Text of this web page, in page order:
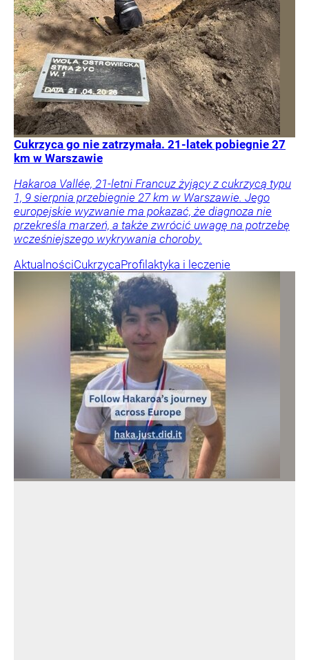
Cukrzyca go nie zatrzymała. 21-latek pobiegnie 27
km w Warszawie
Hakaroa Vallée, 21-letni Francuz żyjący z cukrzycą typu
1, 9 sierpnia przebiegnie 27 km w Warszawie. Jego
europejskie wyzwanie ma pokazać, że diagnoza nie
przekreśla marzeń, a także zwrócić uwagę na potrzebę
wcześniejszego wykrywania choroby.
AktualnościCukrzycaProfilaktyka i leczenie